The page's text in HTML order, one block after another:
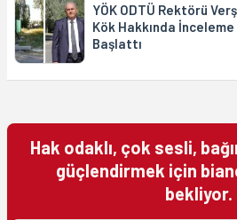
YÖK ODTÜ Rektörü
Kök Hakkında İnceleme
Başlattı
Hak odaklı, çok sesli,
güçlendirmek için
bekliyor.